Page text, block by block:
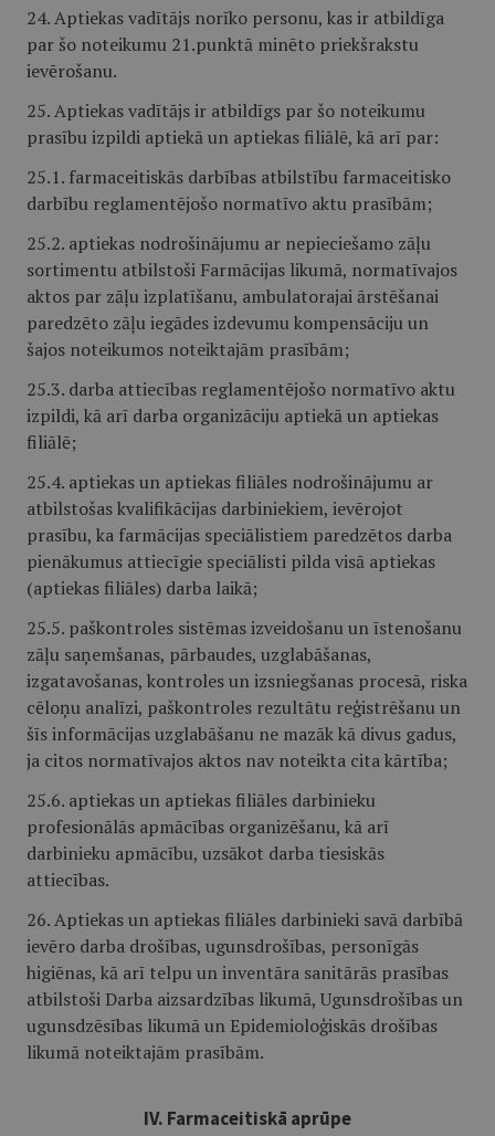
24. Aptiekas vadītājs norīko personu, kas ir atbildīga
par šo noteikumu 21.punktā minēto priekšrakstu
ievērošanu.
25. Aptiekas vadītājs ir atbildīgs par šo noteikumu
prasību izpildi aptiekā un aptiekas filiālē, kā arī par:
25.1. farmaceitiskās darbības atbilstību farmaceitisko
darbību reglamentējošo normatīvo aktu prasībām;
25.2. aptiekas nodrošinājumu ar nepieciešamo zāļu
sortimentu atbilstoši Farmācijas likumā, normatīvajos
aktos par zāļu izplatīšanu, ambulatorajai ārstēšanai
paredzēto zāļu iegādes izdevumu kompensāciju un
šajos noteikumos noteiktajām prasībām;
25.3. darba attiecības reglamentējošo normatīvo aktu
izpildi, kā arī darba organizāciju aptiekā un aptiekas
filiālē;
25.4. aptiekas un aptiekas filiāles nodrošinājumu ar
atbilstošas kvalifikācijas darbiniekiem, ievērojot
prasību, ka farmācijas speciālistiem paredzētos darba
pienākumus attiecīgie speciālisti pilda visā aptiekas
(aptiekas filiāles) darba laikā;
25.5. paškontroles sistēmas izveidošanu un īstenošanu
zāļu saņemšanas, pārbaudes, uzglabāšanas,
izgatavošanas, kontroles un izsniegšanas procesā, riska
cēloņu analīzi, paškontroles rezultātu reģistrēšanu un
šīs informācijas uzglabāšanu ne mazāk kā divus gadus,
ja citos normatīvajos aktos nav noteikta cita kārtība;
25.6. aptiekas un aptiekas filiāles darbinieku
profesionālās apmācības organizēšanu, kā arī
darbinieku apmācību, uzsākot darba tiesiskās
attiecības.
26. Aptiekas un aptiekas filiāles darbinieki savā darbībā
ievēro darba drošības, ugunsdrošības, personīgās
higiēnas, kā arī telpu un inventāra sanitārās prasības
atbilstoši Darba aizsardzības likumā, Ugunsdrošības un
ugunsdzēsības likumā un Epidemioloģiskās drošības
likumā noteiktajām prasībām.
IV. Farmaceitiskā aprūpe